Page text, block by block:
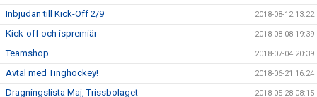
Inbjudan till Kick-Off 2/9 2018-08-12 13:22
Kick-off och ispremiär 2018-08-08 19:39
Teamshop 2018-07-04 20:39
Avtal med Tinghockey! 2018-06-21 16:24
Dragningslista Maj, Trissbolaget 2018-05-28 08:15